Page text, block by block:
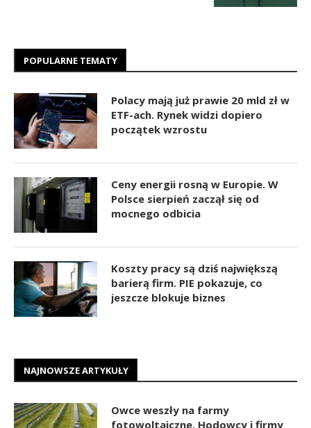
POPULARNE TEMATY
Polacy mają już prawie 20 mld zł w
ETF-ach. Rynek widzi dopiero
początek wzrostu
Ceny energii rosną w Europie. W
Polsce sierpień zaczął się od
mocnego odbicia
Koszty pracy są dziś największą
barierą firm. PIE pokazuje, co
jeszcze blokuje biznes
NAJNOWSZE ARTYKUŁY
Owce weszły na farmy
fotowoltaiczne. Hodowcy i firmy